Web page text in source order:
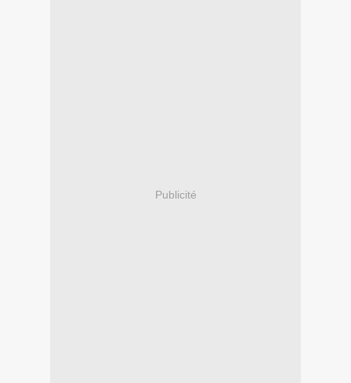
Publicité